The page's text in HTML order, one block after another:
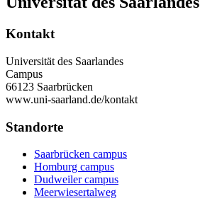
Kontakt
Universität des Saarlandes
Campus
66123 Saarbrücken
www.uni-saarland.de/kontakt
Standorte
Saarbrücken campus
Homburg campus
Dudweiler campus
Meerwiesertalweg